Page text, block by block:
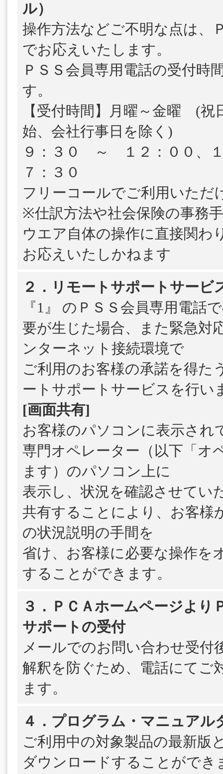
ル）
操作方法などご不明な点は、
でお応えいたします。
ＰＳＳ会員専用電話の受付時
す。
【受付時間】月曜～金曜 (祝
始、会社行事日を除く)
９：３０ ～ １２：００、
７：３０
フリーコールでご利用いただ
※仕訳方法や社会保険の事務
ウエア自体の操作に直接関わ
お応えいたしかねます
２．リモートサポートサービ
『1』 のＰＳＳ会員専用電話
要が生じた場合、また緊急対
ンターネット接続環境で
ご利用のお客様の承諾を得た
ートサポートサービスを行い
[画面共有]
お客様のパソコンに表示され
専門オペレーター（以下「オ
ます）のパソコン上に
表示し、状況を確認させてい
共有することにより、お客様
の状況説明の手間を
省け、お客様に必要な操作を
することができます。
３．ＰＣＡホームページより
サポートの受付
メールでのお問い合わせ受付
解釈を防ぐため、電話にてご
ます。
４．プログラム・マニュアル
ご利用中の対象製品の最新版
ダウンロードすることができ